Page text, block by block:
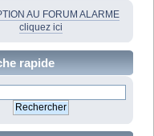
AU FORUM ALARME
cliquez ici
rapide